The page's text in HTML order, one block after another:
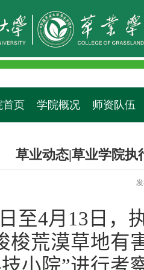
首页 学院概况 师资队伍
草业动态|草业学院执
日至4月 13 日，
梭荒漠草地有